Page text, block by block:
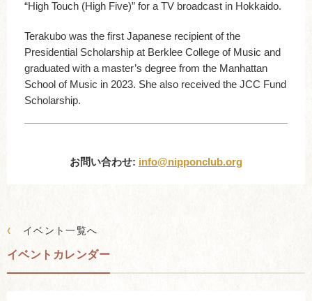
“High Touch (High Five)” for a TV broadcast in Hokkaido.
Terakubo was the first Japanese recipient of the
Presidential Scholarship at Berklee College of Music and
graduated with a master’s degree from the Manhattan
School of Music in 2023. She also received the JCC Fund
Scholarship.
お問い合わせ: info@nipponclub.org
‹ イベント一覧へ
イベントカレンダー